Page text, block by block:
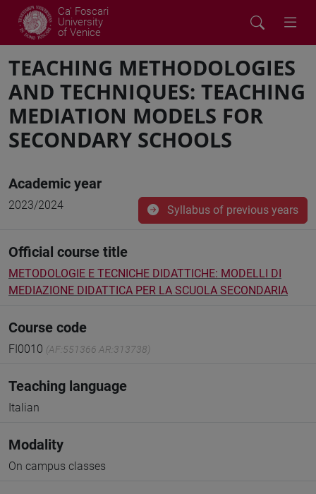
Ca' Foscari
University
of Venice
TEACHING METHODOLOGIES
AND TECHNIQUES: TEACHING
MEDIATION MODELS FOR
SECONDARY SCHOOLS
Academic year
2023/2024 Syllabus of previous years
Official course title
METODOLOGIE E TECNICHE DIDATTICHE: MODELLI DI
MEDIAZIONE DIDATTICA PER LA SCUOLA SECONDARIA
Course code
FI0010 (AF:551366 AR:313738)
Teaching language
Italian
Modality
On campus classes